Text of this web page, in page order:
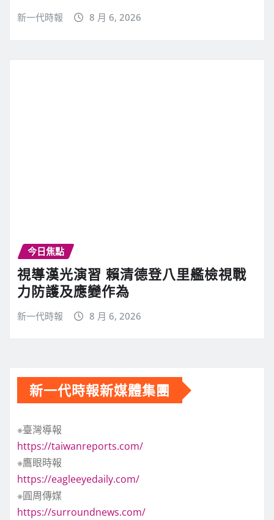
新一代時報 8 月 6, 2026
今日焦點
視導漢光演習 賴清德登八里艦檢視戰
力防護及應變作為
新一代時報 8 月 6, 2026
新一代時報新媒體集團
※臺灣導報
https://taiwanreports.com/
※鷹眼時報
https://eagleeyedaily.com/
※圓周傳媒
https://surroundnews.com/